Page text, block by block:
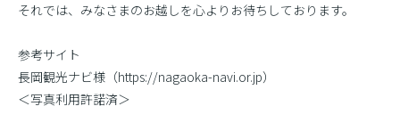
それでは、みなさまのお越しを心よりお待ちしております。
参考サイト
長岡観光ナビ様（https://nagaoka-navi.or.jp）
＜写真利用許諾済＞